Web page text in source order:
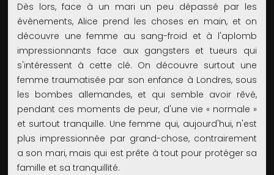
Dès lors, face à un mari un peu dépassé par les
évènements, Alice prend les choses en main, et on
découvre une femme au sang-froid et à l'aplomb
impressionnants face aux gangsters et tueurs qui
s'intéressent à cette clé. On découvre surtout une
femme traumatisée par son enfance à Londres, sous
les bombes allemandes, et qui semble avoir rêvé,
pendant ces moments de peur, d'une vie « normale »
et surtout tranquille. Une femme qui, aujourd'hui, n'est
plus impressionnée par grand-chose, contrairement
a son mari, mais qui est prête à tout pour protéger sa
famille et sa tranquillité.